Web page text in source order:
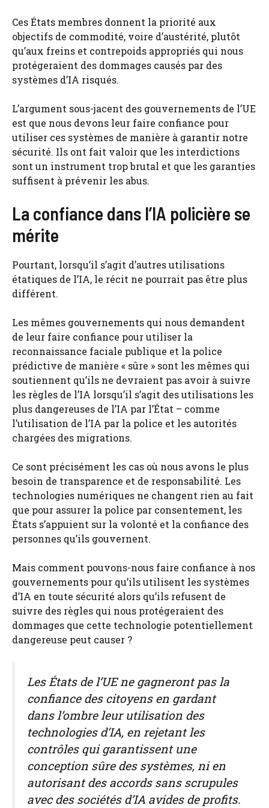
Ces États membres donnent la priorité aux
objectifs de commodité, voire d’austérité, plutôt
qu’aux freins et contrepoids appropriés qui nous
protégeraient des dommages causés par des
systèmes d’IA risqués.
L’argument sous-jacent des gouvernements de l’UE
est que nous devons leur faire confiance pour
utiliser ces systèmes de manière à garantir notre
sécurité. Ils ont fait valoir que les interdictions
sont un instrument trop brutal et que les garanties
suffisent à prévenir les abus.
La confiance dans l’IA policière se
mérite
Pourtant, lorsqu’il s’agit d’autres utilisations
étatiques de l’IA, le récit ne pourrait pas être plus
différent.
Les mêmes gouvernements qui nous demandent
de leur faire confiance pour utiliser la
reconnaissance faciale publique et la police
prédictive de manière « sûre » sont les mêmes qui
soutiennent qu’ils ne devraient pas avoir à suivre
les règles de l’IA lorsqu’il s’agit des utilisations les
plus dangereuses de l’IA par l’État – comme
l’utilisation de l’IA par la police et les autorités
chargées des migrations.
Ce sont précisément les cas où nous avons le plus
besoin de transparence et de responsabilité. Les
technologies numériques ne changent rien au fait
que pour assurer la police par consentement, les
États s’appuient sur la volonté et la confiance des
personnes qu’ils gouvernent.
Mais comment pouvons-nous faire confiance à nos
gouvernements pour qu’ils utilisent les systèmes
d’IA en toute sécurité alors qu’ils refusent de
suivre des règles qui nous protégeraient des
dommages que cette technologie potentiellement
dangereuse peut causer ?
Les États de l’UE ne gagneront pas la
confiance des citoyens en gardant
dans l’ombre leur utilisation des
technologies d’IA, en rejetant les
contrôles qui garantissent une
conception sûre des systèmes, ni en
autorisant des accords sans scrupules
avec des sociétés d’IA avides de profits.